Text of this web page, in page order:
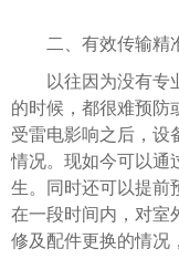
二、有效传输精
以往因为没有专业
的时候，都很难预防
受雷电影响之后，设
情况。现如今可以通
生。同时还可以提前
在一段时间内，对室
修及配件更换的情况